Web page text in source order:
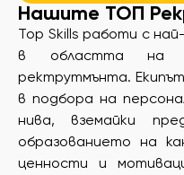
Нашите ТОП
Top Skills работи с
в областта на
ректрутмънта.
в подбора на
нива, вземайки
образованието на
ценности и